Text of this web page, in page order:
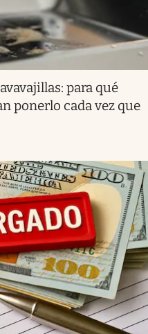
para qué
ponerlo cada vez que